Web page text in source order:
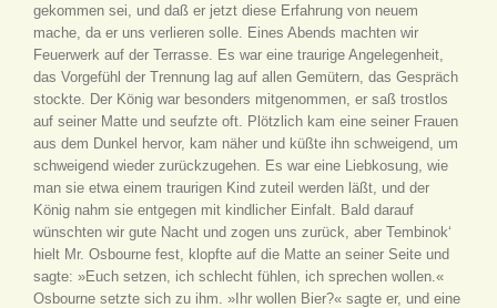
gekommen sei, und daß er jetzt diese Erfahrung von neuem
mache, da er uns verlieren solle. Eines Abends machten wir
Feuerwerk auf der Terrasse. Es war eine traurige Angelegenheit,
das Vorgefühl der Trennung lag auf allen Gemütern, das Gespräch
stockte. Der König war besonders mitgenommen, er saß trostlos
auf seiner Matte und seufzte oft. Plötzlich kam eine seiner Frauen
aus dem Dunkel hervor, kam näher und küßte ihn schweigend, um
schweigend wieder zurückzugehen. Es war eine Liebkosung, wie
man sie etwa einem traurigen Kind zuteil werden läßt, und der
König nahm sie entgegen mit kindlicher Einfalt. Bald darauf
wünschten wir gute Nacht und zogen uns zurück, aber Tembinok‘
hielt Mr. Osbourne fest, klopfte auf die Matte an seiner Seite und
sagte: »Euch setzen, ich schlecht fühlen, ich sprechen wollen.«
Osbourne setzte sich zu ihm. »Ihr wollen Bier?« sagte er, und eine